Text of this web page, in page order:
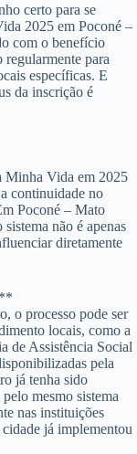
certo para se
2025 em Poconé –
com o benefício
para
específicas. E
da inscrição é
Minha Vida em 2025
continuidade no
Poconé – Mato
não é apenas
diretamente
o processo pode ser
locais, como a
de Assistência Social
pela
já tenha sido
mesmo sistema
nas instituições
já implementou